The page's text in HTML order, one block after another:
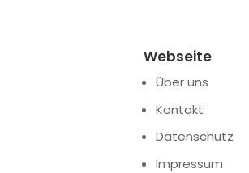
Webseite
Über uns
Kontakt
Datenschutz
Impressum